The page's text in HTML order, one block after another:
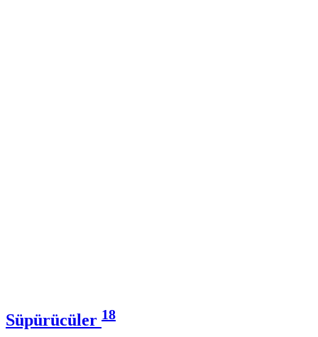
Süpürücüler 18